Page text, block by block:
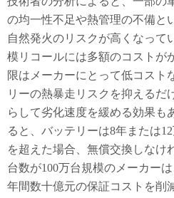
の均一性不足や熱管理の不備と
自然発火のリスクが高くなって
模リコールには多額のコストが
限はメーカーにとって低コスト
リーの熱暴走リスクを抑えるだ
らして劣化速度を緩める効果も
ると、バッテリーは8年または
を超えた場合、無償交換しなけ
台数が100万台規模のメーカー
年間数十億元の保証コストを削